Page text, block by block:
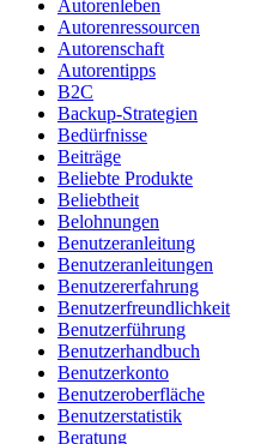
Autorenleben
Autorenressourcen
Autorenschaft
Autorentipps
B2C
Backup-Strategien
Bedürfnisse
Beiträge
Beliebte Produkte
Beliebtheit
Belohnungen
Benutzeranleitung
Benutzeranleitungen
Benutzererfahrung
Benutzerfreundlichkeit
Benutzerführung
Benutzerhandbuch
Benutzerkonto
Benutzeroberfläche
Benutzerstatistik
Beratung